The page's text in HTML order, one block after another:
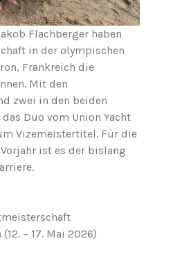
Flachberger haben
in der olympischen
Frankreich die
Mit den
zwei in den beiden
Duo vom Union Yacht
Vizemeistertitel. Für die
ist es der bislang
– 17. Mai 2026)